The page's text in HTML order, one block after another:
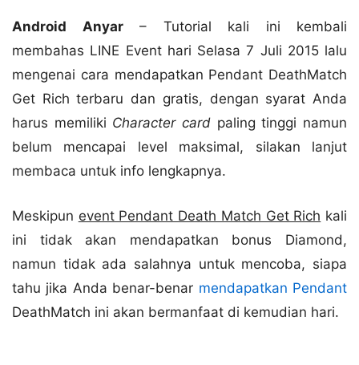
Android Anyar– Tutorial kali ini kembali
membahas LINE Event hari Selasa 7 Juli 2015 lalu
mengenai cara mendapatkan Pendant DeathMatch
Get Rich terbaru dan gratis, dengan syarat Anda
harus memiliki Character card paling tinggi namun
belum mencapai level maksimal, silakan lanjut
membaca untuk info lengkapnya.
Meskipun event Pendant Death Match Get Rich kali
ini tidak akan mendapatkan bonus Diamond,
namun tidak ada salahnya untuk mencoba, siapa
tahu jika Anda benar-benar mendapatkan Pendant
DeathMatch ini akan bermanfaat di kemudian hari.